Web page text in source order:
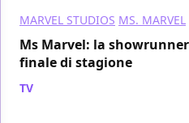
MARVEL STUDIOS MS. MARVEL
Ms Marvel: la
finale di stagione
TV